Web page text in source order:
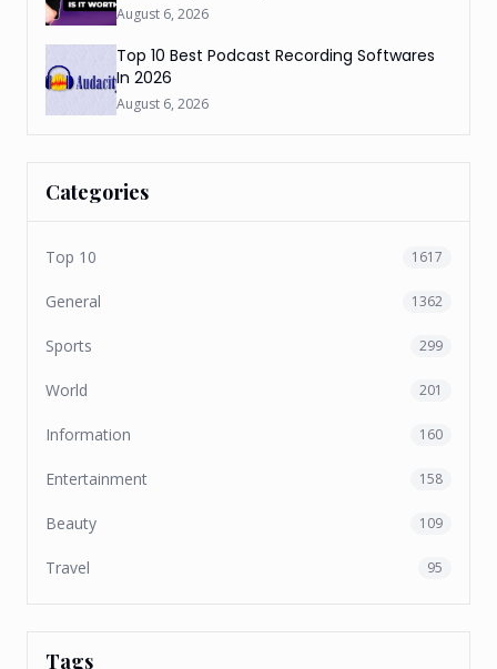
August 6, 2026
Top 10 Best Podcast Recording Softwares
In 2026
August 6, 2026
Categories
Top 10 1617
General 1362
Sports 299
World 201
Information 160
Entertainment 158
Beauty 109
Travel 95
Tags